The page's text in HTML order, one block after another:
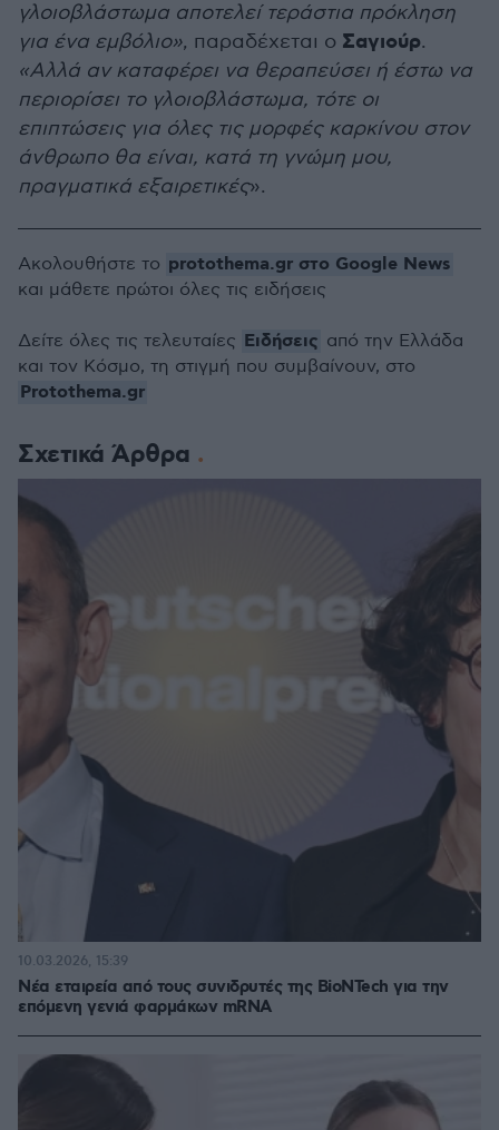
γλοιοβλάστωμα αποτελεί τεράστια πρόκληση
για ένα εμβόλιο», παραδέχεται ο Σαγιούρ.
«Αλλά αν καταφέρει να θεραπεύσει ή έστω να
περιορίσει το γλοιοβλάστωμα, τότε οι
επιπτώσεις για όλες τις μορφές καρκίνου στον
άνθρωπο θα είναι, κατά τη γνώμη μου,
πραγματικά εξαιρετικές».
Σχετικά Άρθρα
Νέα εταιρεία από τους συνιδρυτές της BioNTech για την
επόμενη γενιά φαρμάκων mRNA
10.03.2026, 15:39
Ακολουθήστε το protothema.gr στο Google News
και μάθετε πρώτοι όλες τις ειδήσεις
Δείτε όλες τις τελευταίες Ειδήσεις από την Ελλάδα
και τον Κόσμο, τη στιγμή που συμβαίνουν, στο
Protothema.gr